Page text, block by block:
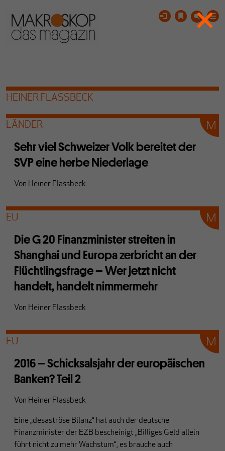
HEINER FLASSBECK
LÄNDER
Sehr viel Schweizer Volk bereitet der
SVP eine herbe Niederlage
Von Heiner Flassbeck
EU
Die G 20 Finanzminister streiten in
Shanghai und Europa zerbricht an der
Flüchtlingsfrage – Wer jetzt nicht
handelt, handelt nimmermehr
Von Heiner Flassbeck
EU
2016 – Schicksalsjahr der europäischen
Banken? Teil 2
Von Heiner Flassbeck
Eine „desaströse Bilanz“ hat auch der deutsche
Finanzminister der EZB bescheinigt „Billiges Geld allein
führt nicht zu mehr Wachstum“, es brauche auch